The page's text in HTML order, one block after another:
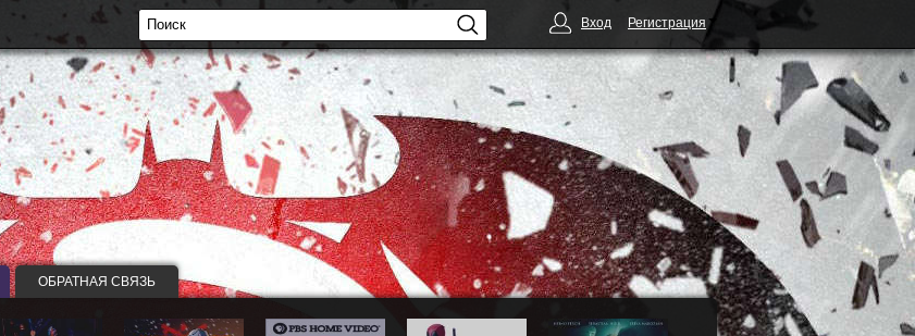
ОБРАТНАЯ СВЯЗЬ
Вход Регистрация